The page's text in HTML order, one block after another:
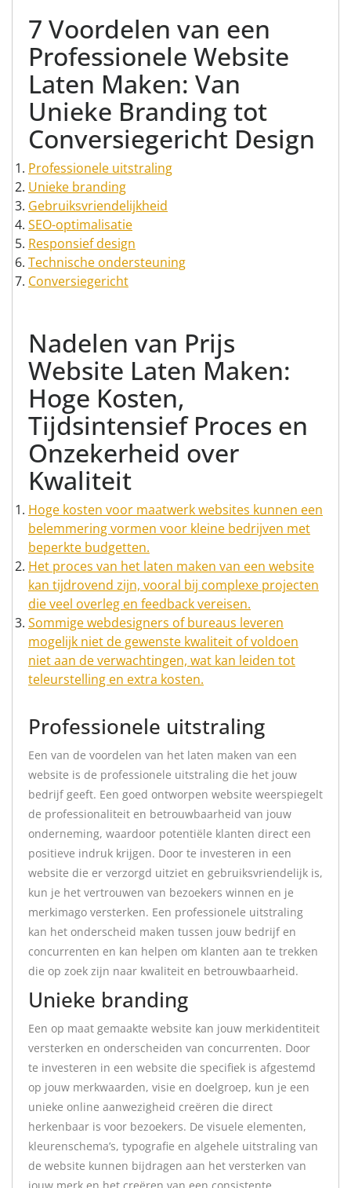
7 Voordelen van een
Professionele Website
Laten Maken: Van
Unieke Branding tot
Conversiegericht Design
Professionele uitstraling
Unieke branding
Gebruiksvriendelijkheid
SEO-optimalisatie
Responsief design
Technische ondersteuning
Conversiegericht
Nadelen van Prijs
Website Laten Maken:
Hoge Kosten,
Tijdsintensief Proces en
Onzekerheid over
Kwaliteit
Hoge kosten voor maatwerk websites kunnen een
belemmering vormen voor kleine bedrijven met
beperkte budgetten.
Het proces van het laten maken van een website
kan tijdrovend zijn, vooral bij complexe projecten
die veel overleg en feedback vereisen.
Sommige webdesigners of bureaus leveren
mogelijk niet de gewenste kwaliteit of voldoen
niet aan de verwachtingen, wat kan leiden tot
teleurstelling en extra kosten.
Professionele uitstraling
Een van de voordelen van het laten maken van een
website is de professionele uitstraling die het jouw
bedrijf geeft. Een goed ontworpen website weerspiegelt
de professionaliteit en betrouwbaarheid van jouw
onderneming, waardoor potentiële klanten direct een
positieve indruk krijgen. Door te investeren in een
website die er verzorgd uitziet en gebruiksvriendelijk is,
kun je het vertrouwen van bezoekers winnen en je
merkimago versterken. Een professionele uitstraling
kan het onderscheid maken tussen jouw bedrijf en
concurrenten en kan helpen om klanten aan te trekken
die op zoek zijn naar kwaliteit en betrouwbaarheid.
Unieke branding
Een op maat gemaakte website kan jouw merkidentiteit
versterken en onderscheiden van concurrenten. Door
te investeren in een website die specifiek is afgestemd
op jouw merkwaarden, visie en doelgroep, kun je een
unieke online aanwezigheid creëren die direct
herkenbaar is voor bezoekers. De visuele elementen,
kleurenschema’s, typografie en algehele uitstraling van
de website kunnen bijdragen aan het versterken van